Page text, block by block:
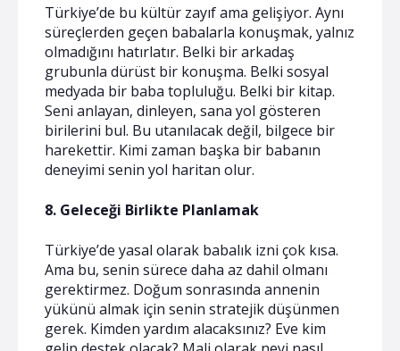
Türkiye’de bu kültür zayıf ama gelişiyor. Aynı
süreçlerden geçen babalarla konuşmak, yalnız
olmadığını hatırlatır. Belki bir arkadaş
grubunla dürüst bir konuşma. Belki sosyal
medyada bir baba topluluğu. Belki bir kitap.
Seni anlayan, dinleyen, sana yol gösteren
birilerini bul. Bu utanılacak değil, bilgece bir
harekettir. Kimi zaman başka bir babanın
deneyimi senin yol haritan olur.
8. Geleceği Birlikte Planlamak
Türkiye’de yasal olarak babalık izni çok kısa.
Ama bu, senin sürece daha az dahil olmanı
gerektirmez. Doğum sonrasında annenin
yükünü almak için senin stratejik düşünmen
gerek. Kimden yardım alacaksınız? Eve kim